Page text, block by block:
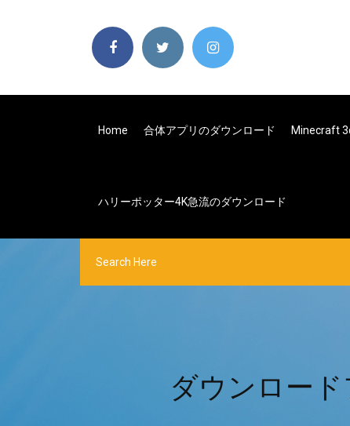
Home 合体アプリのダウンロード Minecraft
ハリーポッター4K急流のダウンロード
ダウンロー